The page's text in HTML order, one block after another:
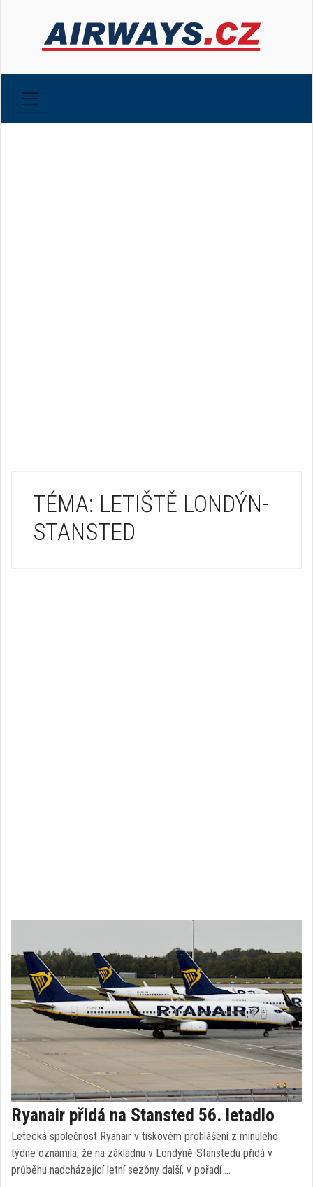
TÉMA: LETIŠTĚ LONDÝN-
STANSTED
Ryanair přidá na Stansted 56. letadlo
Letecká společnost Ryanair v tiskovém prohlášení z minulého
týdne oznámila, že na základnu v Londýně-Stanstedu přidá v
průběhu nadcházející letní sezóny další, v pořadí …